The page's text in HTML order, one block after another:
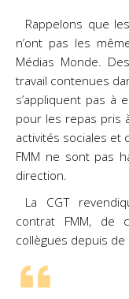
Rappelons que
n’ont pas les
Médias Monde.
travail contenues
s’appliquent pas à
pour les repas pris
activités sociales et
FMM ne sont pas
direction.
La CGT
contrat FMM, de
collègues depuis